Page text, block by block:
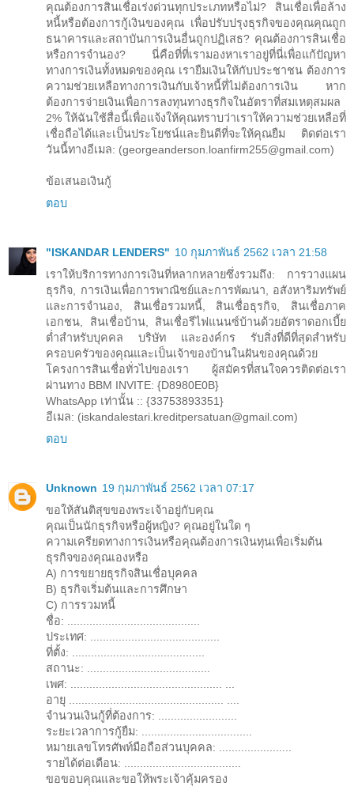
คุณต้องการสินเชื่อเร่งด่วนทุกประเภทหรือไม่? สินเชื่อเพื่อล้าง
หนี้หรือต้องการกู้เงินของคุณ เพื่อปรับปรุงธุรกิจของคุณคุณถูก
ธนาคารและสถาบันการเงินอื่นถูกปฏิเสธ? คุณต้องการสินเชื่อ
หรือการจำนอง? นี่คือที่ที่เรามองหาเราอยู่ที่นี่เพื่อแก้ปัญหา
ทางการเงินทั้งหมดของคุณ เรายืมเงินให้กับประชาชน ต้องการ
ความช่วยเหลือทางการเงินกับเจ้าหนี้ที่ไม่ต้องการเงิน หาก
ต้องการจ่ายเงินเพื่อการลงทุนทางธุรกิจในอัตราที่สมเหตุสมผล
2% ให้ฉันใช้สื่อนี้เพื่อแจ้งให้คุณทราบว่าเราให้ความช่วยเหลือที่
เชื่อถือได้และเป็นประโยชน์และยินดีที่จะให้คุณยืม ติดต่อเรา
วันนี้ทางอีเมล: (georgeanderson.loanfirm255@gmail.com)
ข้อเสนอเงินกู้
ตอบ
"ISKANDAR LENDERS" 10 กุมภาพันธ์ 2562 เวลา 21:58
เราให้บริการทางการเงินที่หลากหลายซึ่งรวมถึง: การวางแผน
ธุรกิจ, การเงินเพื่อการพาณิชย์และการพัฒนา, อสังหาริมทรัพย์
และการจำนอง, สินเชื่อรวมหนี้, สินเชื่อธุรกิจ, สินเชื่อภาค
เอกชน, สินเชื่อบ้าน, สินเชื่อรีไฟแนนซ์บ้านด้วยอัตราดอกเบี้ย
ต่ำสำหรับบุคคล บริษัท และองค์กร รับสิ่งที่ดีที่สุดสำหรับ
ครอบครัวของคุณและเป็นเจ้าของบ้านในฝันของคุณด้วย
โครงการสินเชื่อทั่วไปของเรา ผู้สมัครที่สนใจควรติดต่อเรา
ผ่านทาง BBM INVITE: {D8980E0B}
WhatsApp เท่านั้น :: {33753893351}
อีเมล: (iskandalestari.kreditpersatuan@gmail.com)
ตอบ
Unknown 19 กุมภาพันธ์ 2562 เวลา 07:17
ขอให้สันติสุขของพระเจ้าอยู่กับคุณ
คุณเป็นนักธุรกิจหรือผู้หญิง? คุณอยู่ในใด ๆ
ความเครียดทางการเงินหรือคุณต้องการเงินทุนเพื่อเริ่มต้น
ธุรกิจของคุณเองหรือ
A) การขยายธุรกิจสินเชื่อบุคคล
B) ธุรกิจเริ่มต้นและการศึกษา
C) การรวมหนี้
ชื่อ: ..........................................
ประเทศ: .........................................
ที่ตั้ง: ..........................................
สถานะ: .......................................
เพศ: ................................................ ...
อายุ ................................................. ....
จำนวนเงินกู้ที่ต้องการ: .........................
ระยะเวลาการกู้ยืม: ...................................
หมายเลขโทรศัพท์มือถือส่วนบุคคล: .......................
รายได้ต่อเดือน: .....................................
ขอขอบคุณและขอให้พระเจ้าคุ้มครอง